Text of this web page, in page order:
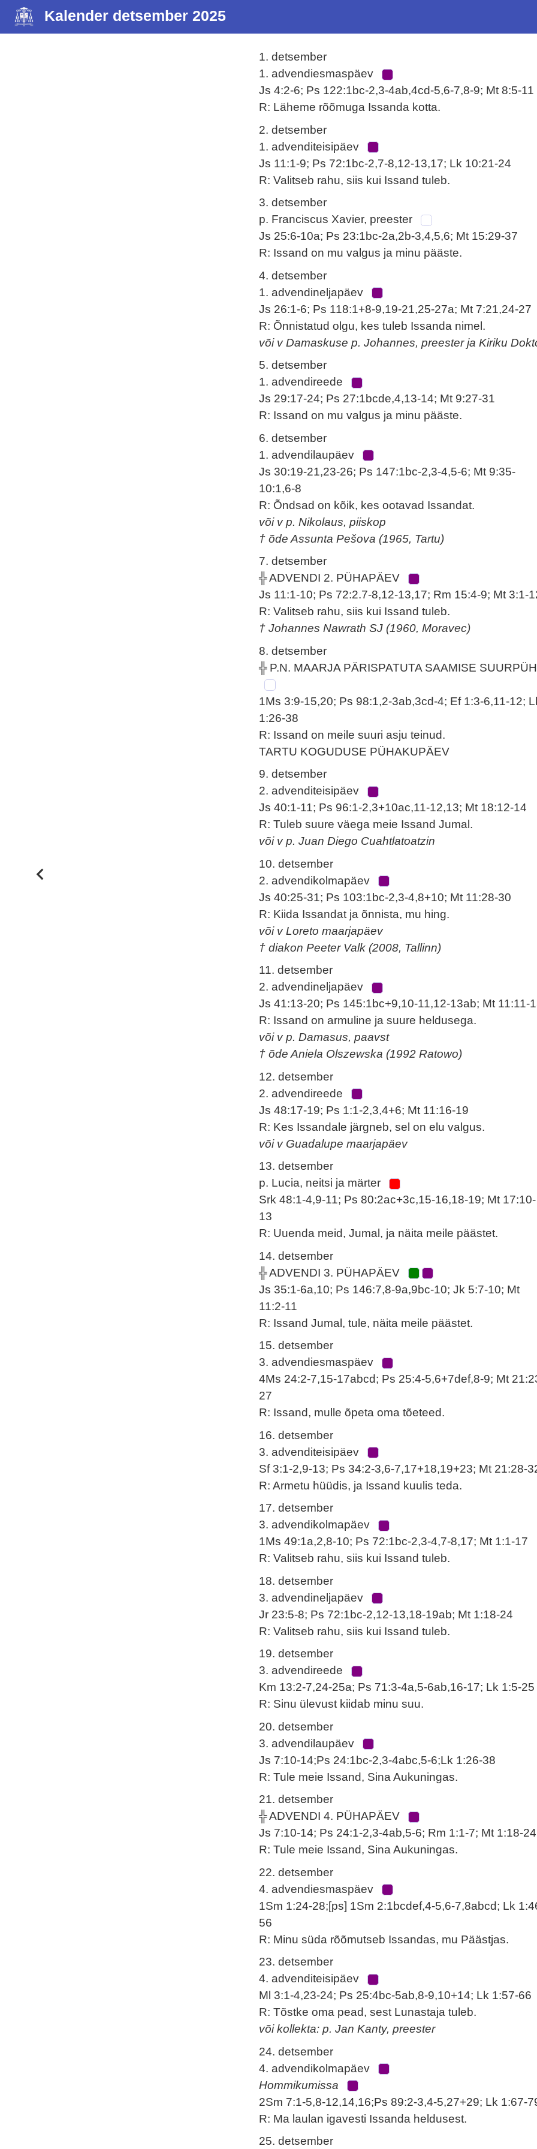
Kalender detsember 2025
1. detsember
1. advendiesmaspäev
Js 4:2-6; Ps 122:1bc-2,3-4ab,4cd-5,6-7,8-9; Mt 8:5-11
R: Läheme rõõmuga Issanda kotta.
2. detsember
1. advenditeisipäev
Js 11:1-9; Ps 72:1bc-2,7-8,12-13,17; Lk 10:21-24
R: Valitseb rahu, siis kui Issand tuleb.
3. detsember
p. Franciscus Xavier, preester
Js 25:6-10a; Ps 23:1bc-2a,2b-3,4,5,6; Mt 15:29-37
R: Issand on mu valgus ja minu pääste.
4. detsember
1. advendineljapäev
Js 26:1-6; Ps 118:1+8-9,19-21,25-27a; Mt 7:21,24-27
R: Õnnistatud olgu, kes tuleb Issanda nimel.
või v Damaskuse p. Johannes, preester ja Kiriku
5. detsember
1. advendireede
Js 29:17-24; Ps 27:1bcde,4,13-14; Mt 9:27-31
R: Issand on mu valgus ja minu pääste.
6. detsember
1. advendilaupäev
Js 30:19-21,23-26; Ps 147:1bc-2,3-4,5-6; Mt 9:35-
10:1,6-8
R: Õndsad on kõik, kes ootavad Issandat.
või v p. Nikolaus, piiskop
† õde Assunta Pešova (1965, Tartu)
7. detsember
╬ ADVENDI 2. PÜHAPÄEV
Js 11:1-10; Ps 72:2.7-8,12-13,17; Rm 15:4-9; Mt 3:1-
R: Valitseb rahu, siis kui Issand tuleb.
† Johannes Nawrath SJ (1960, Moravec)
8. detsember
╬ P.N. MAARJA PÄRISPATUTA SAAMISE
1Ms 3:9-15,20; Ps 98:1,2-3ab,3cd-4; Ef 1:3-6,11-12;
1:26-38
R: Issand on meile suuri asju teinud.
TARTU KOGUDUSE PÜHAKUPÄEV
9. detsember
2. advenditeisipäev
Js 40:1-11; Ps 96:1-2,3+10ac,11-12,13; Mt 18:12-14
R: Tuleb suure väega meie Issand Jumal.
või v p. Juan Diego Cuahtlatoatzin
10. detsember
2. advendikolmapäev
Js 40:25-31; Ps 103:1bc-2,3-4,8+10; Mt 11:28-30
R: Kiida Issandat ja õnnista, mu hing.
või v Loreto maarjapäev
† diakon Peeter Valk (2008, Tallinn)
11. detsember
2. advendineljapäev
Js 41:13-20; Ps 145:1bc+9,10-11,12-13ab; Mt 11:11-
R: Issand on armuline ja suure heldusega.
või v p. Damasus, paavst
† õde Aniela Olszewska (1992 Ratowo)
12. detsember
2. advendireede
Js 48:17-19; Ps 1:1-2,3,4+6; Mt 11:16-19
R: Kes Issandale järgneb, sel on elu valgus.
või v Guadalupe maarjapäev
13. detsember
p. Lucia, neitsi ja märter
Srk 48:1-4,9-11; Ps 80:2ac+3c,15-16,18-19; Mt 17:10-
13
R: Uuenda meid, Jumal, ja näita meile päästet.
14. detsember
╬ ADVENDI 3. PÜHAPÄEV
Js 35:1-6a,10; Ps 146:7,8-9a,9bc-10; Jk 5:7-10; Mt
11:2-11
R: Issand Jumal, tule, näita meile päästet.
15. detsember
3. advendiesmaspäev
4Ms 24:2-7,15-17abcd; Ps 25:4-5,6+7def,8-9; Mt
27
R: Issand, mulle õpeta oma tõeteed.
16. detsember
3. advenditeisipäev
Sf 3:1-2,9-13; Ps 34:2-3,6-7,17+18,19+23; Mt 21:28-
R: Armetu hüüdis, ja Issand kuulis teda.
17. detsember
3. advendikolmapäev
1Ms 49:1a,2,8-10; Ps 72:1bc-2,3-4,7-8,17; Mt 1:1-17
R: Valitseb rahu, siis kui Issand tuleb.
18. detsember
3. advendineljapäev
Jr 23:5-8; Ps 72:1bc-2,12-13,18-19ab; Mt 1:18-24
R: Valitseb rahu, siis kui Issand tuleb.
19. detsember
3. advendireede
Km 13:2-7,24-25a; Ps 71:3-4a,5-6ab,16-17; Lk 1:5-25
R: Sinu ülevust kiidab minu suu.
20. detsember
3. advendilaupäev
Js 7:10-14;Ps 24:1bc-2,3-4abc,5-6;Lk 1:26-38
R: Tule meie Issand, Sina Aukuningas.
21. detsember
╬ ADVENDI 4. PÜHAPÄEV
Js 7:10-14; Ps 24:1-2,3-4ab,5-6; Rm 1:1-7; Mt 1:18-24
R: Tule meie Issand, Sina Aukuningas.
22. detsember
4. advendiesmaspäev
1Sm 1:24-28;[ps] 1Sm 2:1bcdef,4-5,6-7,8abcd; Lk
56
R: Minu süda rõõmutseb Issandas, mu Päästjas.
23. detsember
4. advenditeisipäev
Ml 3:1-4,23-24; Ps 25:4bc-5ab,8-9,10+14; Lk 1:57-66
R: Tõstke oma pead, sest Lunastaja tuleb.
või kollekta: p. Jan Kanty, preester
24. detsember
4. advendikolmapäev
Hommikumissa
2Sm 7:1-5,8-12,14,16;Ps 89:2-3,4-5,27+29; Lk 1:67-
R: Ma laulan igavesti Issanda heldusest.
25. detsember